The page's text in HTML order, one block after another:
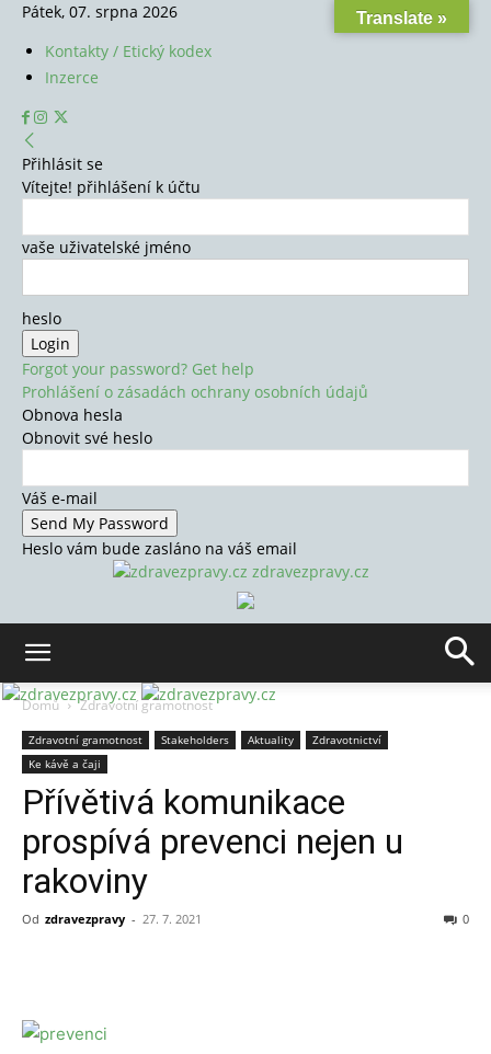
Pátek, 07. srpna 2026
Kontakty / Etický kodex
Inzerce
Přihlásit se
Vítejte! přihlášení k účtu
vaše uživatelské jméno
heslo
Forgot your password? Get help
Prohlášení o zásadách ochrany osobních údajů
Obnova hesla
Obnovit své heslo
Váš e-mail
Heslo vám bude zasláno na váš email
zdravezpravy.cz
Domů Zdravotní gramotnost
Zdravotní gramotnost Stakeholders Aktuality
Zdravotnictví
Ke kávě a čaji
Přívětivá komunikace
prospívá prevenci nejen u
rakoviny
Od zdravezpravy - 27. 7. 2021 0
Translate »